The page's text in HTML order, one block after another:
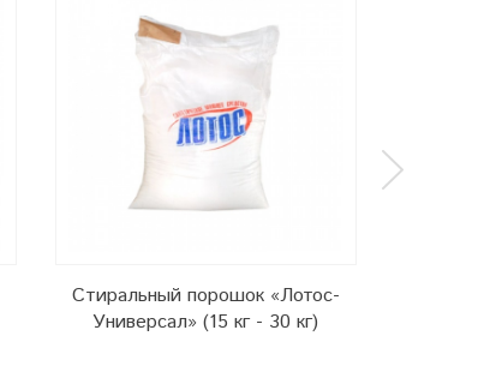
Стиральный порошок «Лотос-
Универсал» (15 кг - 30 кг)